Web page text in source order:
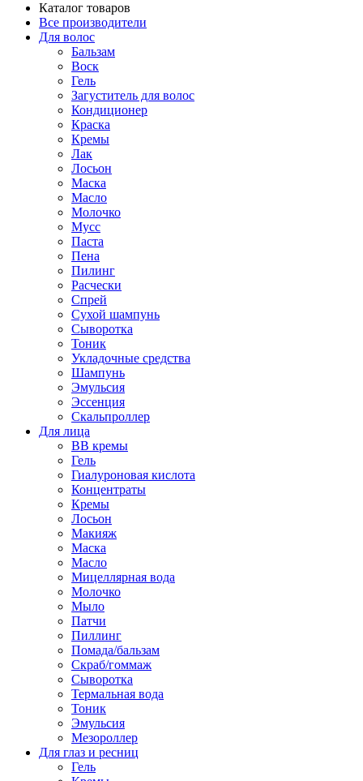
Каталог товаров
Все производители
Для волос
Бальзам
Воск
Гель
Загуститель для волос
Кондиционер
Краска
Кремы
Лак
Лосьон
Маска
Масло
Молочко
Мусс
Паста
Пена
Пилинг
Расчески
Спрей
Сухой шампунь
Сыворотка
Тоник
Укладочные средства
Шампунь
Эмульсия
Эссенция
Скальпроллер
Для лица
BB кремы
Гель
Гиалуроновая кислота
Концентраты
Кремы
Лосьон
Макияж
Маска
Масло
Мицеллярная вода
Молочко
Мыло
Патчи
Пиллинг
Помада/бальзам
Скраб/гоммаж
Сыворотка
Термальная вода
Тоник
Эмульсия
Мезороллер
Для глаз и ресниц
Гель